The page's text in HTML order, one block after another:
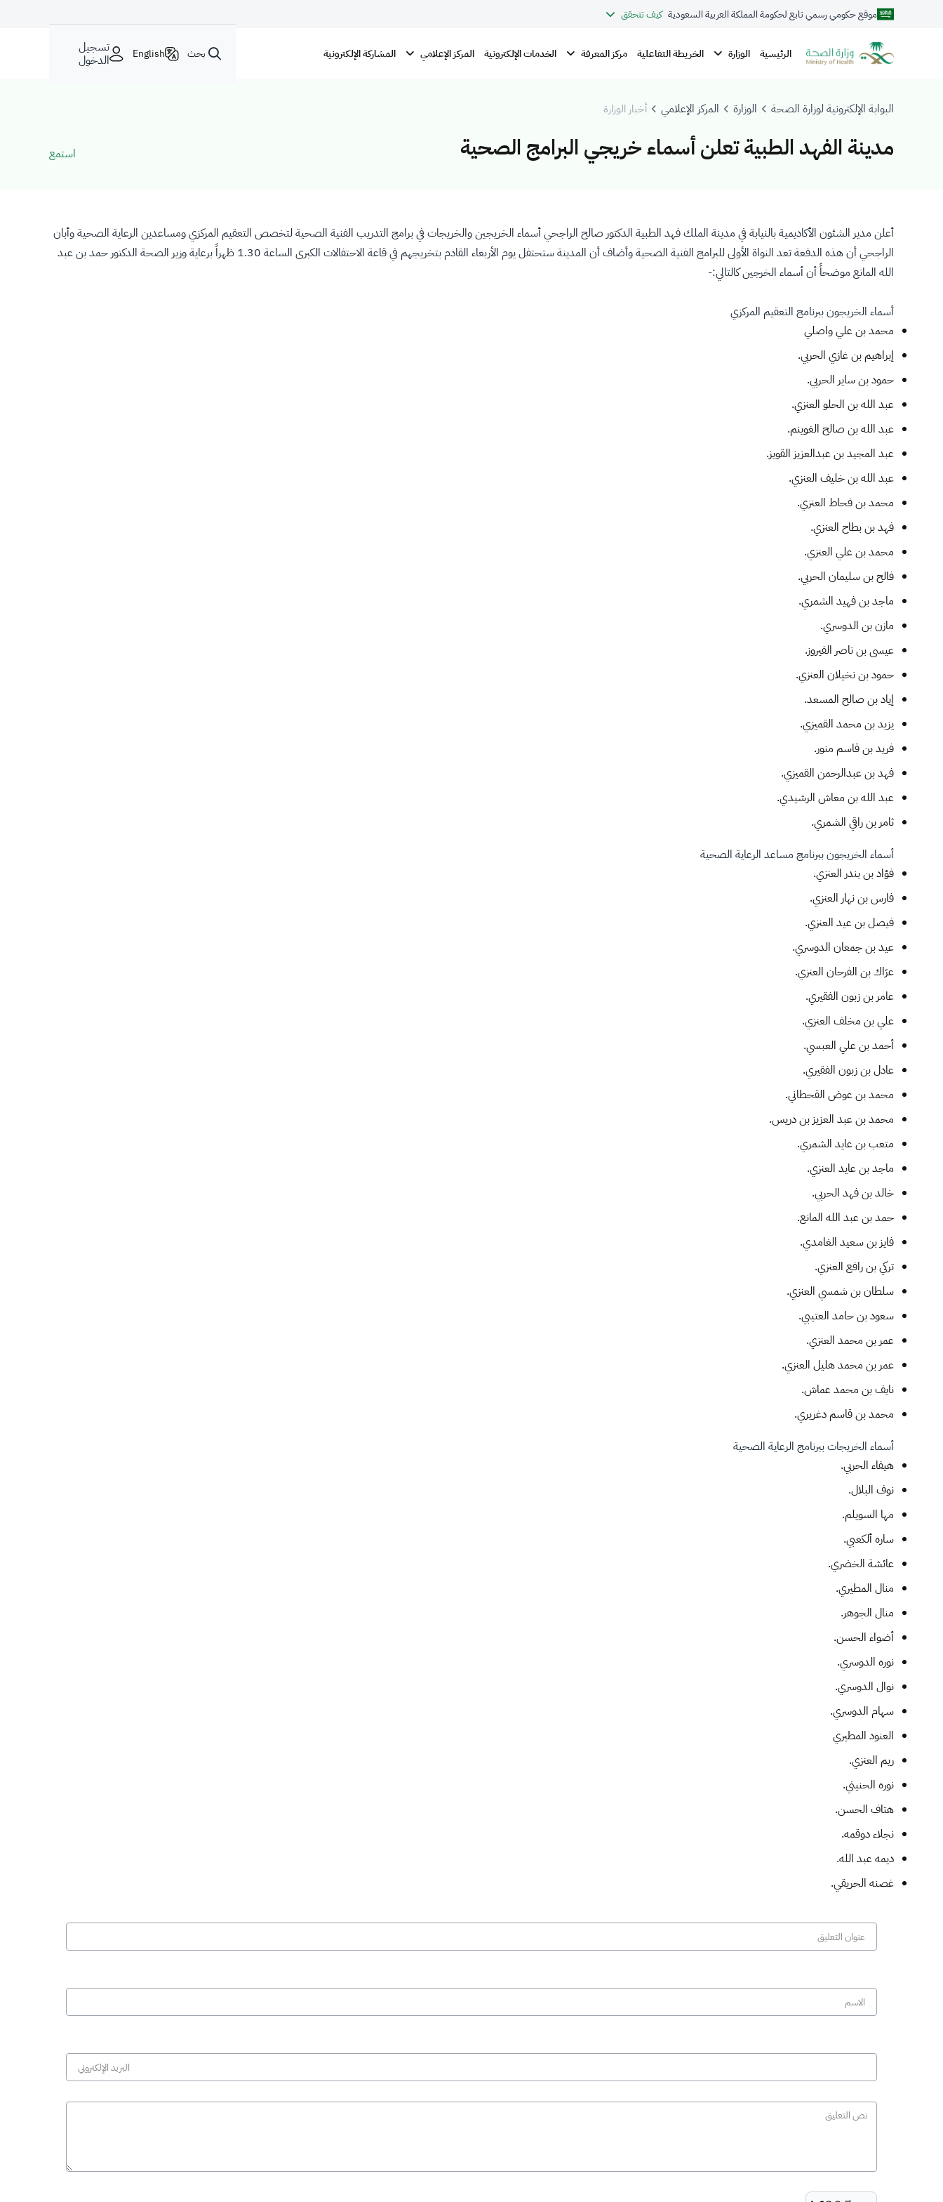
موقع حكومي رسمي تابع لحكومة المملكة العربية السعودية كيف تتحقق
الرئيسية الوزارة الخريطة التفاعلية مركز المعرفة الخدمات الإلكترونية المركز الإعلامي المشاركة الإلكترونية بحث English تسجيل
الدخول
البوابة الإلكترونية لوزارة الصحة الوزارة المركز الإعلامي أخبار الوزارة
مدينة الفهد الطبية تعلن أسماء خريجي البرامج الصحية استمع
​أعلن مدير الشئون الأكاديمية بالنيابة في مدينة الملك فهد الطبية الدكتور صالح الراجحي أسماء الخريجين والخريجات في برامج التدريب الفنية الصحية لتخصص التعقيم المركزي ومساعدين الرعاية الصحية وأبان
الراجحي أن هذه الدفعة تعد النواة الأولى للبرامج الفنية الصحية وأضاف أن المدينة ستحتفل يوم الأربعاء القادم بتخريجهم في قاعة الاحتفالات الكبرى الساعة 1.30 ظهراً برعاية وزير الصحة الدكتور حمد بن عبد
الله المانع موضحاً أن أسماء الخرجين كالتالي:-
أسماء الخريجون ببرنامج التعقيم المركزي
محمد بن علي واصلي
إبراهيم بن غازي الحربي.
حمود بن ساير الحربي.
عبد الله بن الحلو العنزي.
عبد الله بن صالح الغوينم.
عبد المجيد بن عبدالعزيز القويز.
عبد الله بن خليف العنزي.
محمد بن فحاط العنزي.
فهد بن بطاح العنزي.
محمد بن علي العنزي.
فالح بن سليمان الحربي.
ماجد بن فهيد الشمري.
مازن بن الدوسري.
عيسى بن ناصر الفيروز.
حمود بن نخيلان العنزي.
إياد بن صالح المسعد.
يزيد بن محمد القميزي.
فريد بن قاسم منور.
فهد بن عبدالرحمن القميزي.
عبد الله بن معاش الرشيدي.
ثامر بن راقي الشمري.
أسماء الخريجون ببرنامج مساعد الرعاية الصحية
فؤاد بن بندر العنزي.
فارس بن نهار العنزي.
فيصل بن عيد العنزي.
عيد بن جمعان الدوسري.
عرَاك بن الفرحان العنزي.
عامر بن زبون الفقيري.
علي بن مخلف العنزي.
أحمد بن علي العبسي.
عادل بن زبون الفقيري.
محمد بن عوض القحطاني.
محمد بن عبد العزيز بن دريس.
متعب بن عايد الشمري.
ماجد بن عايد العنزي.
خالد بن فهد الحربي.
حمد بن عبد الله المانع.
فايز بن سعيد الغامدي.
تركي بن رافع العنزي.
سلطان بن شمسي العنزي.
سعود بن حامد العتيبي.
عمر بن محمد العنزي.
عمر بن محمد هليل العنزي.
نايف بن محمد عماش.
محمد بن قاسم دغريري.
أسماء الخريجات ببرنامج الرعاية الصحية
هيفاء الحربي.
نوف البلال.
مها السويلم.
ساره ألكعبي.
عائشة الخضري.
منال المطيري.
منال الجوهر.
أضواء الحسن.
نوره الدوسري.
نوال الدوسري.
سهام الدوسري.
العنود المطيري
ريم العنزي.
نوره الحنيني.
هتاف الحسن.
نجلاء دوقمه.
ديمه عبد الله.
غصنه الحريقي.